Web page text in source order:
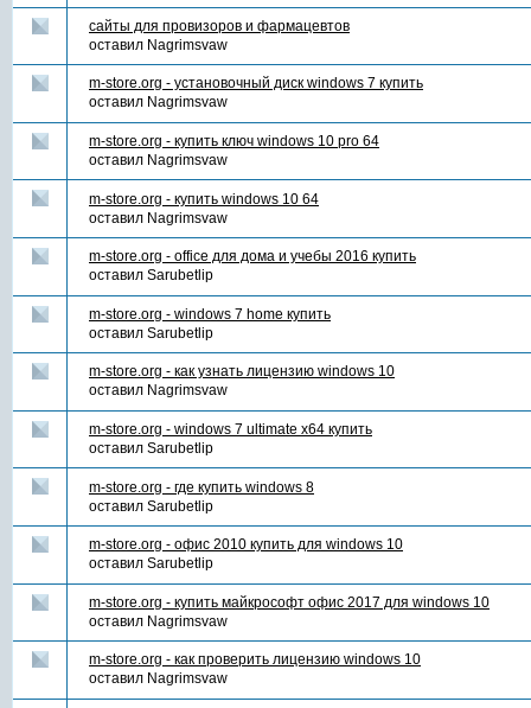
сайты для провизоров и фармацевтов
оставил Nagrimsvaw
m-store.org - установочный диск windows 7 купить
оставил Nagrimsvaw
m-store.org - купить ключ windows 10 pro 64
оставил Nagrimsvaw
m-store.org - купить windows 10 64
оставил Nagrimsvaw
m-store.org - office для дома и учебы 2016 купить
оставил Sarubetlip
m-store.org - windows 7 home купить
оставил Sarubetlip
m-store.org - как узнать лицензию windows 10
оставил Nagrimsvaw
m-store.org - windows 7 ultimate x64 купить
оставил Sarubetlip
m-store.org - где купить windows 8
оставил Sarubetlip
m-store.org - офис 2010 купить для windows 10
оставил Sarubetlip
m-store.org - купить майкрософт офис 2017 для windows 10
оставил Nagrimsvaw
m-store.org - как проверить лицензию windows 10
оставил Nagrimsvaw